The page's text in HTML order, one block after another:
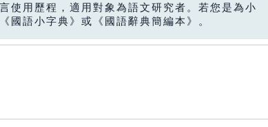
使用歷程，適用對象為語文研究者。若您是為小
國語小字典》或《國語辭典簡編本》。